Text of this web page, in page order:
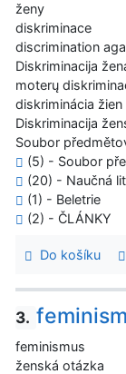
ženy
diskriminace
discrimination
Diskriminacija
moterų
diskriminácia žien
Diskriminacija
Soubor
(5) - Soubor
(20) - Naučná
(1) - Beletrie
(2) - ČLÁNKY
Do košíku
3.
feminismus
ženská otázka